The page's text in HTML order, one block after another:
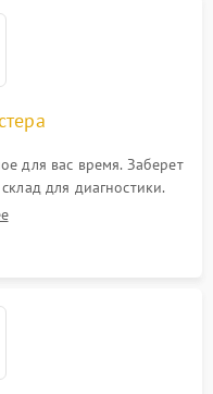
для вас время. Заберет
для диагностики.